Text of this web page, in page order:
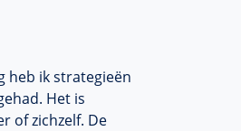
heb ik strategieën
Het is
of zichzelf. De